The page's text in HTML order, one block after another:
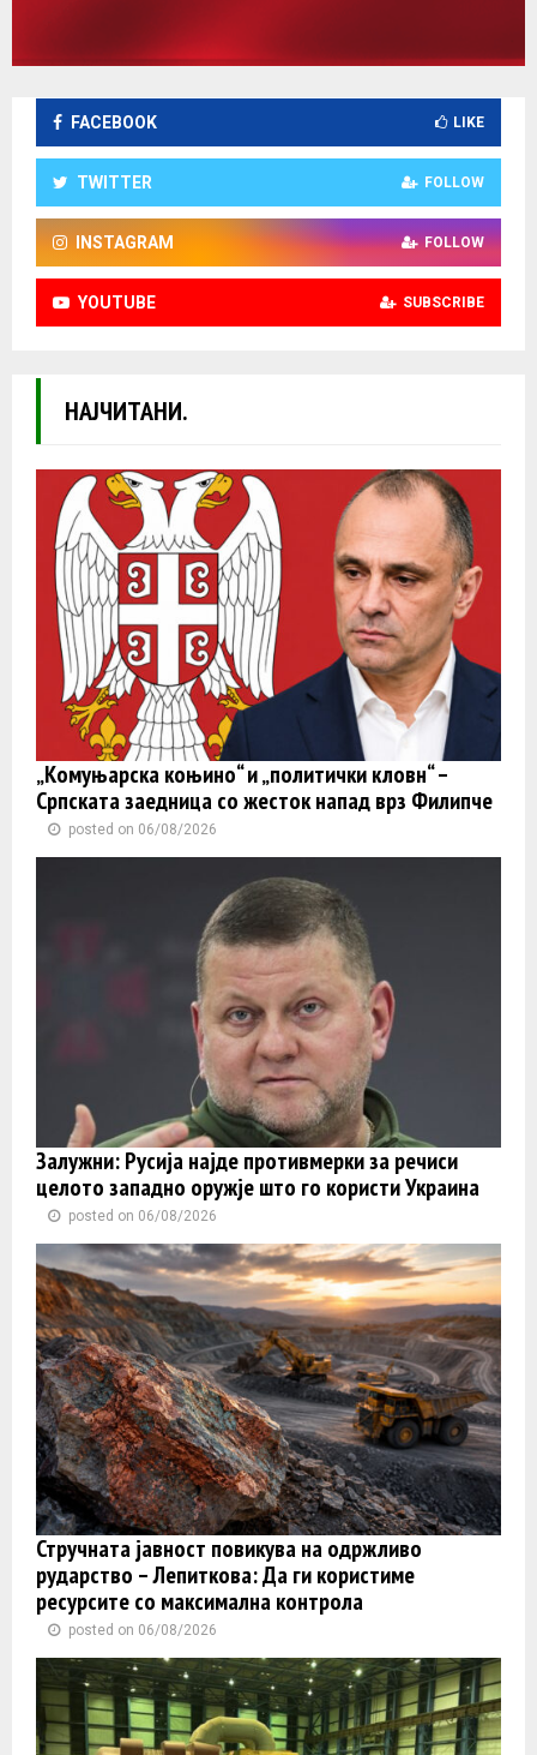
FACEBOOK LIKE
TWITTER FOLLOW
INSTAGRAM FOLLOW
YOUTUBE SUBSCRIBE
НАЈЧИТАНИ.
„Комуњарска коњино“ и „политички кловн“ –
Српската заедница со жесток напад врз Филипче
posted on 06/08/2026
Залужни: Русија најде противмерки за речиси
целото западно оружје што го користи Украина
posted on 06/08/2026
Стручната јавност повикува на одржливо
рударство – Лепиткова: Да ги користиме
ресурсите со максимална контрола
posted on 06/08/2026